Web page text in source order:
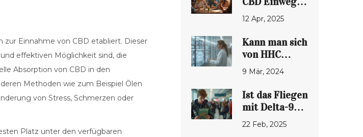
Einnahme von CBD etabliert. Dieser
effektiven Möglichkeit sind, die
Absorption von CBD in den
Methoden wie zum Beispiel Ölen
von Stress, Schmerzen oder
Platz unter den verfügbaren
Vapes: Ein
umfassender
Leitfaden
12 Apr, 2025
Kann man sich
von HHC
ernsthaft
krank fühlen?
Einblick in die
Risiken und
9 Mär, 2024
Ist das Fliegen
mit Delta-9
illegal?
22 Feb, 2025